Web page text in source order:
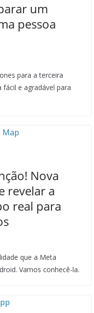
um
pessoa
para a terceira
e agradável para
Nova
revelar a
real para
que a Meta
Vamos conhecê-la.